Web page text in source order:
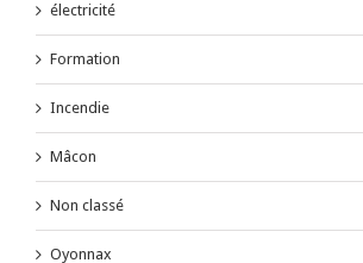
électricité
Formation
Incendie
Mâcon
Non classé
Oyonnax